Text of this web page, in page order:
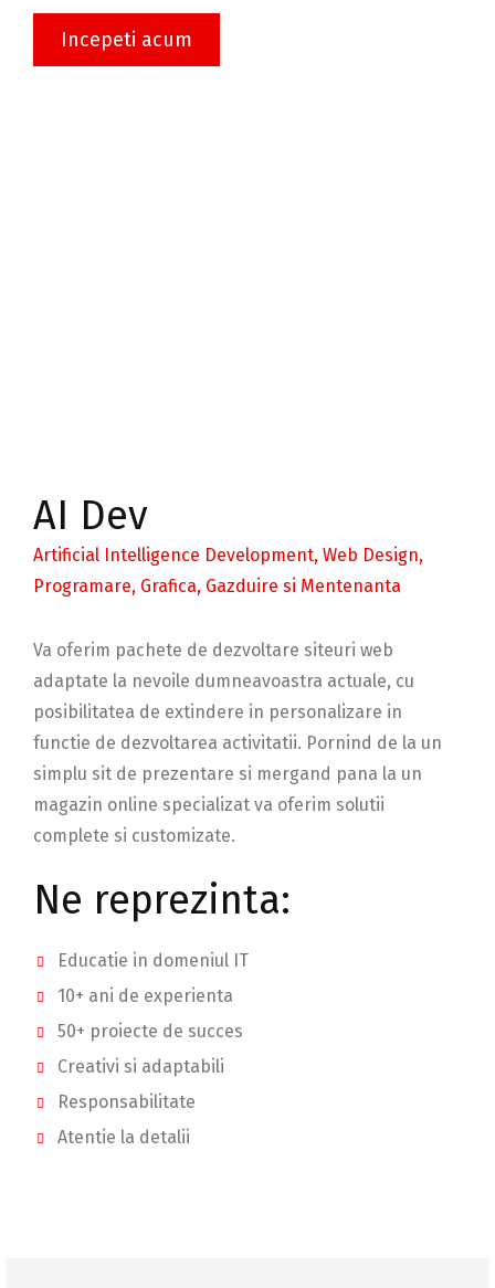
Incepeti acum
AI Dev
Artificial Intelligence Development, Web Design,
Programare, Grafica, Gazduire si Mentenanta
Va oferim pachete de dezvoltare siteuri web
adaptate la nevoile dumneavoastra actuale, cu
posibilitatea de extindere in personalizare in
functie de dezvoltarea activitatii. Pornind de la un
simplu sit de prezentare si mergand pana la un
magazin online specializat va oferim solutii
complete si customizate.
Ne reprezinta:
Educatie in domeniul IT
10+ ani de experienta
50+ proiecte de succes
Creativi si adaptabili
Responsabilitate
Atentie la detalii